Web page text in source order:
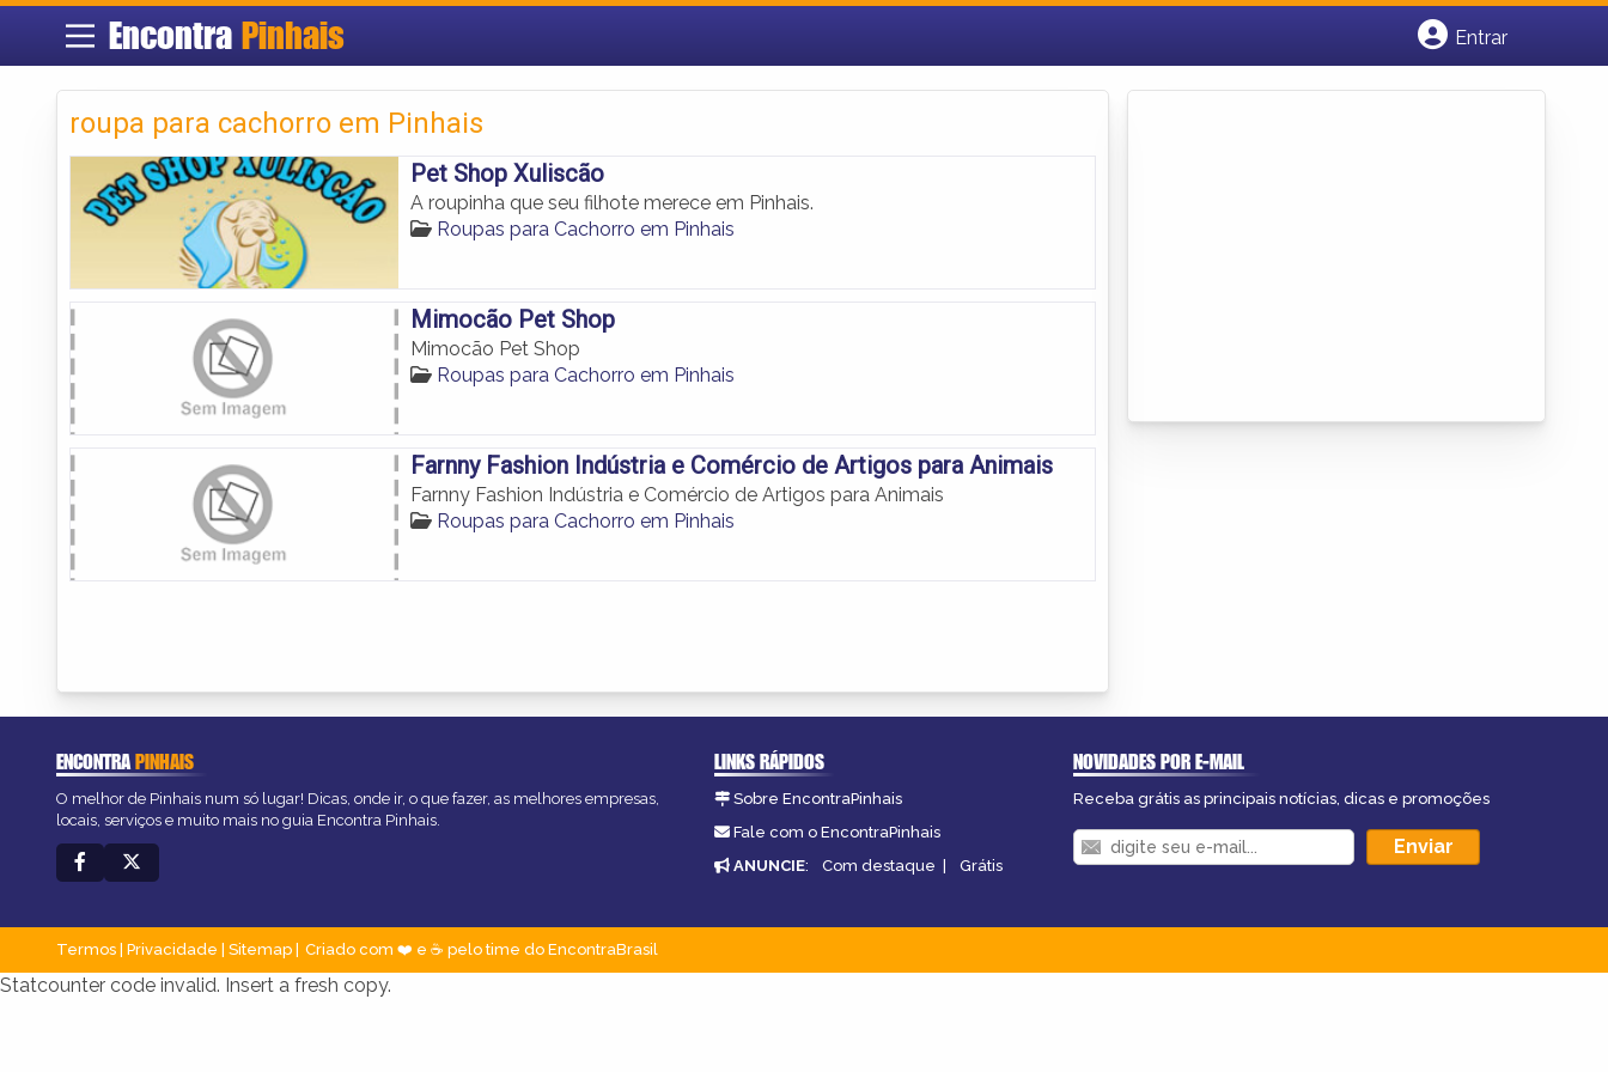
Encontra Pinhais
Entrar
roupa para cachorro em Pinhais
Pet Shop Xuliscão
A roupinha que seu filhote merece em Pinhais.
Roupas para Cachorro em Pinhais
Mimocão Pet Shop
Mimocão Pet Shop
Roupas para Cachorro em Pinhais
Farnny Fashion Indústria e Comércio de Artigos para Animais
Farnny Fashion Indústria e Comércio de Artigos para Animais
Roupas para Cachorro em Pinhais
ENCONTRAPINHAIS
O melhor de Pinhais num só lugar! Dicas, onde ir, o que fazer, as melhores empresas,
locais, serviços e muito mais no guia Encontra Pinhais.
LINKS RÁPIDOS
Sobre EncontraPinhais
Fale com o EncontraPinhais
ANUNCIE: Com destaque | Grátis
NOVIDADES POR E-MAIL
Receba grátis as principais notícias, dicas e promoções
Termos Privacidade Sitemap Criado com ❤️ e ☕ pelo time do EncontraBrasil
Statcounter code invalid. Insert a fresh copy.